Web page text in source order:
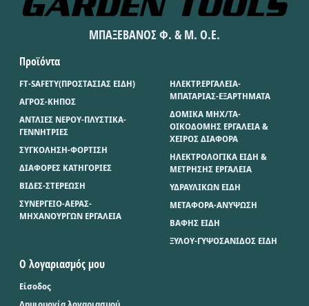
ΜΠΑΞΕΒΑΝΟΣ Φ. & Μ. Ο.Ε.
Προϊόντα
FT-SAFETY(ΠΡΟΣΤΑΣΙΑΣ ΕΙΔΗ)
ΑΓΡΟΣ-ΚΗΠΟΣ
ΑΝΤΛΙΕΣ ΝΕΡΟΥ-ΠΛΥΣΤΙΚΑ-
ΓΕΝΝΗΤΡΙΕΣ
ΣΥΓΚΟΛΗΣΗ-ΦΟΡΤΙΣΗ
ΔΙΑΦΟΡΕΣ ΚΑΤΗΓΟΡΙΕΣ
ΒΙΔΕΣ-ΣΤΕΡΕΩΣΗ
ΣΥΝΕΡΓΕΙΟ-ΑΕΡΑΣ-
ΜΗΧΑΝΟΥΡΓΩΝ ΕΡΓΑΛΕΙΑ
ΗΛΕΚΤΡ.ΕΡΓΑΛΕΙΑ-
ΜΠΑΤΑΡΙΑΣ-ΕΞΑΡΤΗΜΑΤΑ
ΔΟΜΙΚΑ ΜΗΧ/ΤΑ-
ΟΙΚΟΔΟΜΗΣ ΕΡΓΑΛΕΙΑ &
ΧΕΙΡΟΣ ΔΙΑΦΟΡΑ
ΗΛΕΚΤΡΟΛΟΓΙΚΑ ΕΙΔΗ &
ΜΕΤΡΗΣΗΣ ΕΡΓΑΛΕΙΑ
ΥΔΡΑΥΛΙΚΩΝ ΕΙΔΗ
ΜΕΤΑΦΟΡΑ-ΑΝΥΨΩΣΗ
ΒΑΦΗΣ ΕΙΔΗ
ΞΥΛΟΥ-ΓΥΨΟΣΑΝΙΔΟΣ ΕΙΔΗ
Ο λογαριασμός μου
Είσοδος